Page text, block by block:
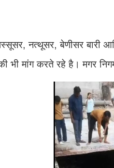
नत्थूसर, बेणीसर बारी
मांग करते रहे है। मगर